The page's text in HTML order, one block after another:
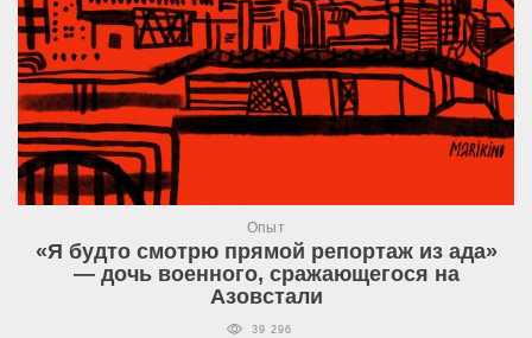
Опыт
«Я будто смотрю прямой репортаж из ада»
— дочь военного, сражающегося на
Азовстали
39 296